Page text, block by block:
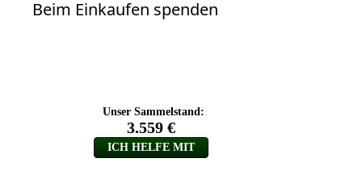
Beim Einkaufen spenden